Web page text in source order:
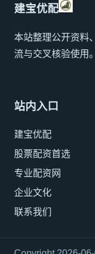
建宝优配
本站整理公开资料
流与交叉核验使用。
站内入口
建宝优配
股票配资首选
专业配资网
企业文化
联系我们